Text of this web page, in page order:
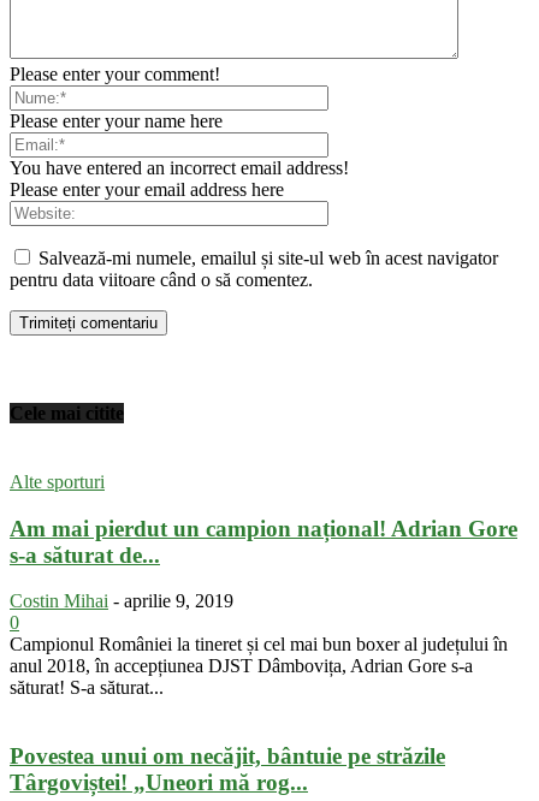
Please enter your comment!
Please enter your name here
You have entered an incorrect email address!
Please enter your email address here
Salvează-mi numele, emailul și site-ul web în acest navigator
pentru data viitoare când o să comentez.
Cele mai citite
Alte sporturi
Am mai pierdut un campion național! Adrian Gore
s-a săturat de...
Costin Mihai - aprilie 9, 2019
0
Campionul României la tineret și cel mai bun boxer al județului în
anul 2018, în accepțiunea DJST Dâmbovița, Adrian Gore s-a
săturat! S-a săturat...
Povestea unui om necăjit, bântuie pe străzile
Târgoviștei! „Uneori mă rog...